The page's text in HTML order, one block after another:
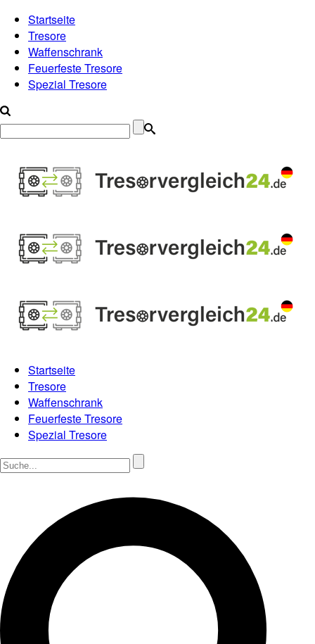
Startseite
Tresore
Waffenschrank
Feuerfeste Tresore
Spezial Tresore
Startseite
Tresore
Waffenschrank
Feuerfeste Tresore
Spezial Tresore